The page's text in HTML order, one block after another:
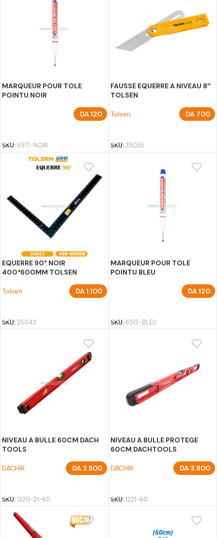
MARQUEUR POUR TOLE
POINTU NOIR
DA120
SKU: 6517-NOIR
FAUSSE EQUERRE A NIVEAU 8″
TOLSEN
Tolsen DA 700
SKU:35035
EQUERRE 90° NOIR
400*600MM TOLSEN
Tolsen DA1.100
SKU:35043
MARQUEUR POUR TOLE
POINTU BLEU
DA120
SKU: 6517-BLEU
NIVEAU A BULLE 60CM DACH
TOOLS
DACHIR DA2.500
SKU:1320-21-60
NIVEAU A BULLE PROTEGE
60CM DACHTOOLS
DACHIR DA 3.800
SKU:1221-60